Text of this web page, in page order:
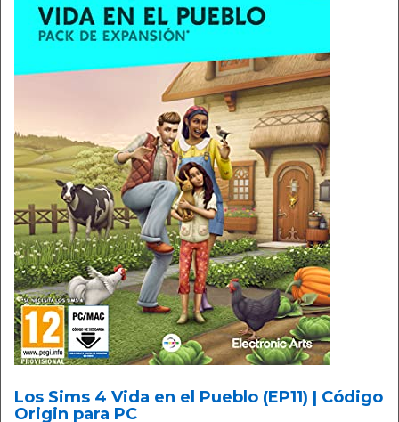
Los Sims 4 Vida en el Pueblo (EP11) | Código
Origin para PC